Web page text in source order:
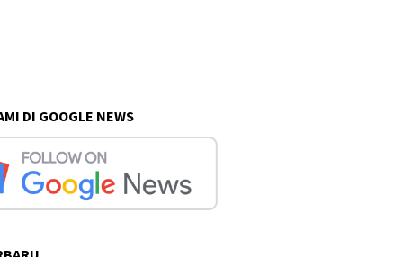
DI GOOGLE NEWS